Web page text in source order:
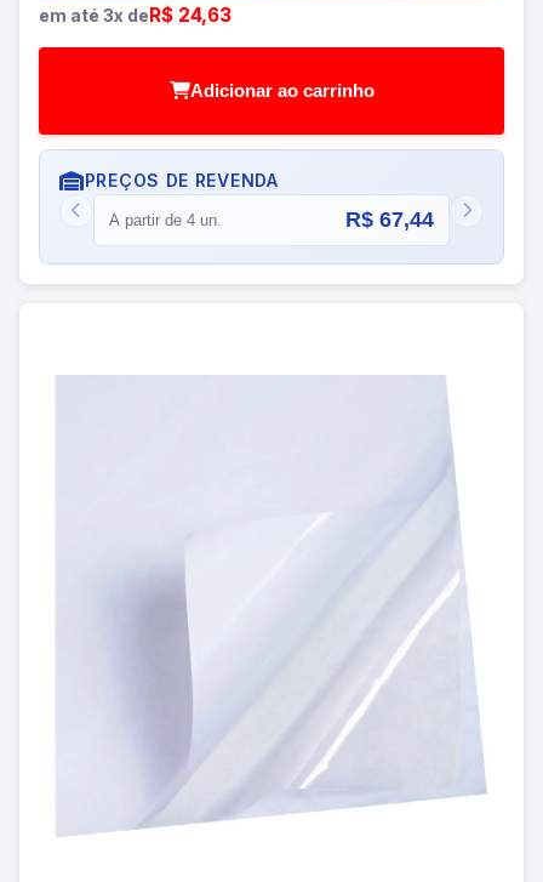
em até 3x deR$ 24,63
Adicionar ao carrinho
PREÇOS DE REVENDA
A partir de 4 un. R$ 67,44